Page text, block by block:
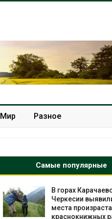
Мир Разное
Самые популярные
В Домодедове
ликвидируют
последствия
химикатов